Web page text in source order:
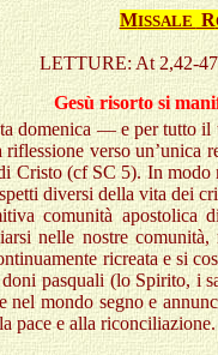
MISSALE R
LETTURE: At 2,42-47
Gesù risorto si
domenica — e per tutto
riflessione verso un’unica
Cristo (cf SC 5). In
diversi della vita dei
comunità apostolica
nelle nostre
ricreata e si
pasquali (lo Spirito, i
nel mondo segno e
pace e alla riconciliazione.